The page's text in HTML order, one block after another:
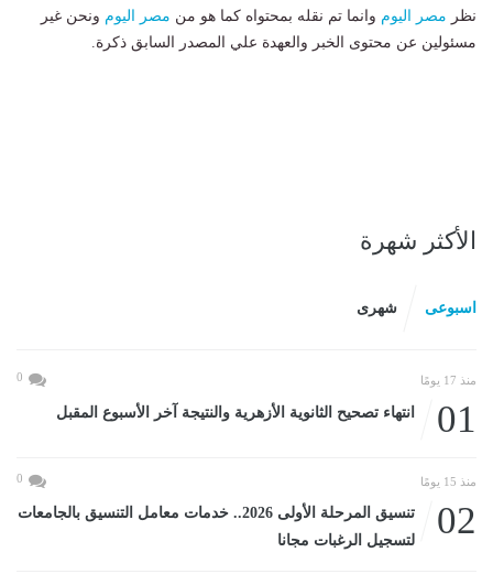
نظر مصر اليوم وانما تم نقله بمحتواه كما هو من مصر اليوم ونحن غير
مسئولين عن محتوى الخبر والعهدة علي المصدر السابق ذكرة.
الأكثر شهرة
اسبوعى شهرى
منذ 17 يومًا 0
01 انتهاء تصحيح الثانوية الأزهرية والنتيجة آخر الأسبوع المقبل
منذ 15 يومًا 0
02
تنسيق المرحلة الأولى 2026.. خدمات معامل التنسيق بالجامعات
لتسجيل الرغبات مجانا